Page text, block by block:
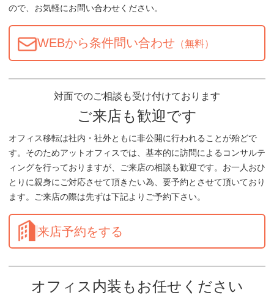
ので、お気軽にお問い合わせください。
WEBから条件問い合わせ （無料）
対面でのご相談も受け付けております
ご来店も歓迎です
オフィス移転は社内・社外ともに非公開に行われることが殆どで
す。そのためアットオフィスでは、基本的に訪問によるコンサルテ
ィングを行っておりますが、ご来店の相談も歓迎です。お一人おひ
とりに親身にご対応させて頂きたい為、要予約とさせて頂いており
ます。ご来店の際は先ずは下記よりご予約下さい。
来店予約をする
オフィス内装もお任せください